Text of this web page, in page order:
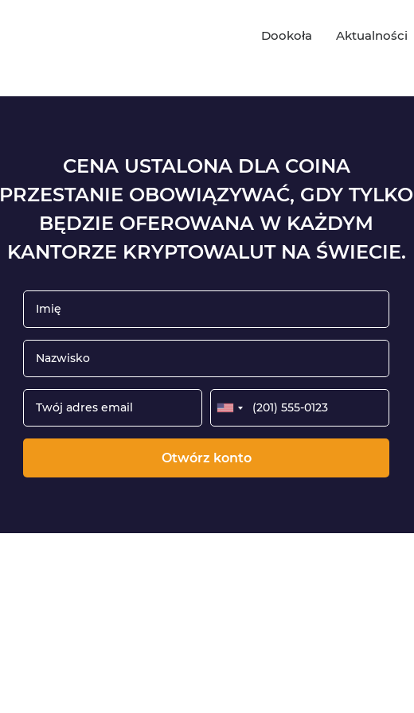
Dookoła Aktualności
CENA USTALONA DLA COINA
PRZESTANIE OBOWIĄZYWAĆ, GDY TYLKO
BĘDZIE OFEROWANA W KAŻDYM
KANTORZE KRYPTOWALUT NA ŚWIECIE.
Otwórz konto